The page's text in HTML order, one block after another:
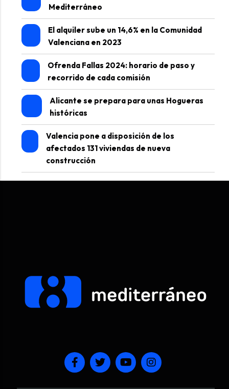
Mediterráneo
El alquiler sube un 14,6% en la Comunidad
Valenciana en 2023
Ofrenda Fallas 2024: horario de paso y
recorrido de cada comisión
Alicante se prepara para unas Hogueras
históricas
Valencia pone a disposición de los
afectados 131 viviendas de nueva
construcción